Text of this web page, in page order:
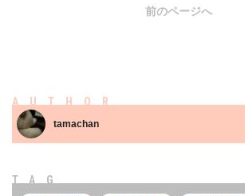
前のページへ
AUTHOR
tamachan
TAG